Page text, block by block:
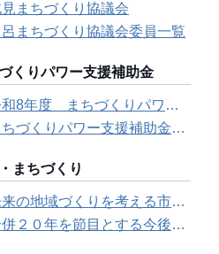
まちづくり協議会
まちづくり協議会委員一覧
くりパワー支援補助金
度 まちづくりパワー支援補助金の募集【受付は終了しました。】
づくりパワー支援補助金の交付結果
まちづくり
の地域づくりを考える市民会議
０年を節目とする今後の地域づくりに関する市長懇話会